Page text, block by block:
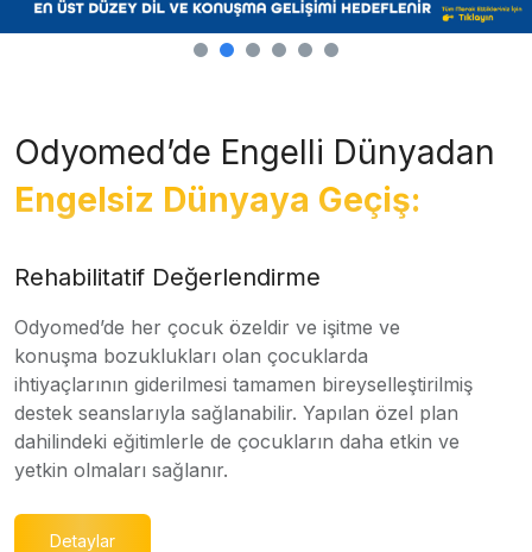
Odyomed’de Engelli Dünyadan
Engelsiz Dünyaya Geçiş:
Rehabilitatif Değerlendirme
Odyomed’de her çocuk özeldir ve işitme ve
konuşma bozuklukları olan çocuklarda
ihtiyaçlarının giderilmesi tamamen bireyselleştirilmiş
destek seanslarıyla sağlanabilir. Yapılan özel plan
dahilindeki eğitimlerle de çocukların daha etkin ve
yetkin olmaları sağlanır.
Detaylar